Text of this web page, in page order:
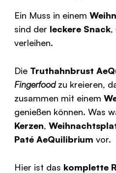
Ein Muss in einem
sind der leckere Snack,
verleihen.
Die Truthahnbrust
Fingerfoodzu kreieren,
zusammen mit einem
genießen können. Was
Kerzen,
Paté AeQuilibrium vor.
Hier ist das komplette